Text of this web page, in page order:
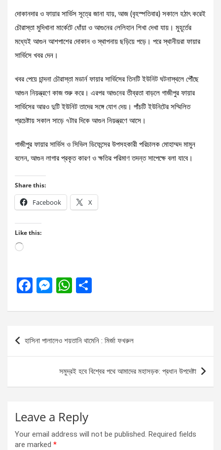
দোকানদার ও ফায়ার সার্ভিস সূত্রে জানা যায়, আজ (বৃহস্পতিবার) সকালে হঠাৎ করেই
চৌরাস্তা মুদিখানা মার্কেটে ধোঁয়া ও আগুনের লেলিহান শিখা দেখা যায়। মুহূর্তের
মধ্যেই আগুন আশপাশের দোকান ও স্থাপনায় ছড়িয়ে পড়ে। পরে স্থানীয়রা ফায়ার
সার্ভিসে খবর দেন।
খবর পেয়ে চান্দনা চৌরাস্তা মডার্ন ফায়ার সার্ভিসের তিনটি ইউনিট ঘটনাস্থলে পৌঁছে
আগুন নিয়ন্ত্রণে কাজ শুরু করে। এরপর আগুনের তীব্রতা বাড়লে গাজীপুর ফায়ার
সার্ভিসের আরও দুটি ইউনিট তাদের সঙ্গে যোগ দেয়। পাঁচটি ইউনিটের সম্মিলিত
প্রচেষ্টায় সকাল সাড়ে ৭টার দিকে আগুন নিয়ন্ত্রণে আসে।
গাজীপুর ফায়ার সার্ভিস ও সিভিল ডিফেন্সের উপসহকারী পরিচালক মোহাম্মদ মামুন
বলেন, আগুন লাগার প্রকৃত কারণ ও ক্ষতির পরিমাণ তদন্ত সাপেক্ষে বলা যাবে।
Share this:
Facebook X
Like this:
Loading…
F
ce
b
o
M
se
g
er
W
at
s
A
p
p
ar
e
Post
navigation
হাসিনা পালালেও শয়তানি থামেনি : মির্জা ফখরুল
সমুদ্রই হবে বিশ্বের পথে আমাদের মহাসড়ক: প্রধান উপদেষ্টা
Leave a Reply
Your email address will not be published. Required fields
are marked *